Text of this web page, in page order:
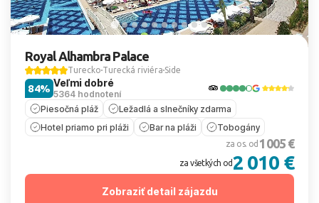
Royal Alhambra Palace
Turecko Turecká riviéra Side
Veľmi dobré
5364 hodnotení
84%
Piesočná pláž
Ležadlá a slnečníky zdarma
Hotel priamo pri pláži
Bar na pláži Tobogány
za os. od 1 005 €
za všetkých od2 010 €
Zobraziť detail zájazdu